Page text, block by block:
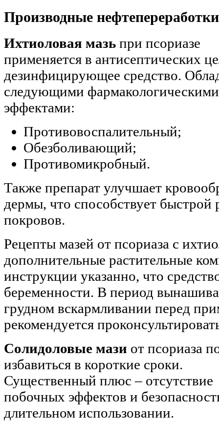
Производные нефтепереработки
Ихтиоловая мазь при псориазе
применяется в антисептических
дезинфицирующее средство.
следующими фармакологическими
эффектами:
Противовоспалительный;
Обезболивающий;
Противомикробный.
Также препарат улучшает
дермы, что способствует
покровов.
Рецепты мазей от псориаза с
дополнительные растительные
инструкции указанно, что
беременности. В период
грудном вскармливании перед
рекомендуется
Солидоловые мази от псориаза
избавиться в короткие сроки.
Существенный плюс – отсутствие
побочных эффектов и
длительном использовании.